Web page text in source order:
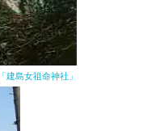
建島女祖命神社」